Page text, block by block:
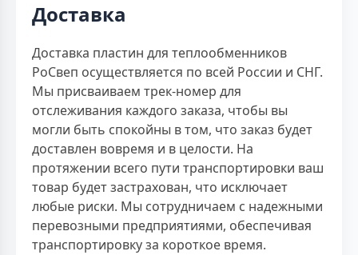
Доставка
Доставка пластин для теплообменников
РоСвеп осуществляется по всей России и СНГ.
Мы присваиваем трек-номер для
отслеживания каждого заказа, чтобы вы
могли быть спокойны в том, что заказ будет
доставлен вовремя и в целости. На
протяжении всего пути транспортировки ваш
товар будет застрахован, что исключает
любые риски. Мы сотрудничаем с надежными
перевозными предприятиями, обеспечивая
транспортировку за короткое время.